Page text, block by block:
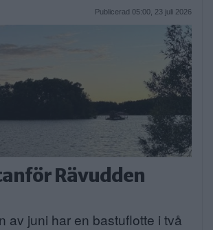
Publicerad 05:00, 23 juli 2026
Rävudden
av juni har en bastuflotte i två